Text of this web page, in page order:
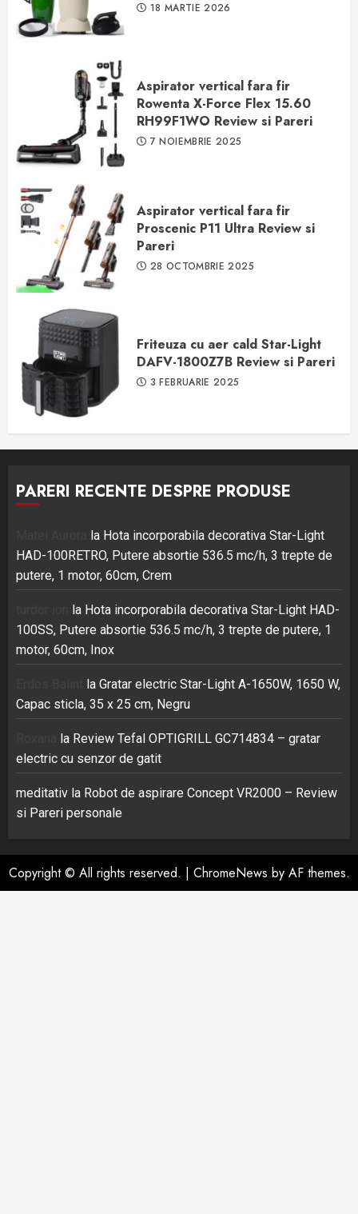
18 MARTIE 2026
Aspirator vertical fara fir
Rowenta X-Force Flex 15.60
RH99F1WO Review si Pareri
7 NOIEMBRIE 2025
Aspirator vertical fara fir
Proscenic P11 Ultra Review si
Pareri
28 OCTOMBRIE 2025
Friteuza cu aer cald Star-Light
DAFV-1800Z7B Review si Pareri
3 FEBRUARIE 2025
PARERI RECENTE DESPRE PRODUSE
la Hota incorporabila decorativa Star-Light
HAD-100RETRO, Putere absortie 536.5 mc/h, 3 trepte de
putere, 1 motor, 60cm, Crem
la Hota incorporabila decorativa Star-Light HAD-
100SS, Putere absortie 536.5 mc/h, 3 trepte de putere, 1
motor, 60cm, Inox
la Gratar electric Star-Light A-1650W, 1650 W,
Capac sticla, 35 x 25 cm, Negru
la Review Tefal OPTIGRILL GC714834 – gratar
electric cu senzor de gatit
meditativ la Robot de aspirare Concept VR2000 – Review
si Pareri personale
Copyright © All rights reserved. | ChromeNews by AF themes.